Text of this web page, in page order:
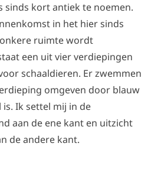
sinds kort antiek te noemen.
in het hier sinds
ruimte wordt
een uit vier verdiepingen
schaaldieren. Er zwemmen
omgeven door blauw
Ik settel mij in de
aan de ene kant en uitzicht
de andere kant.